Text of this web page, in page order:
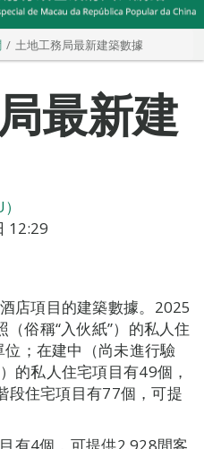
土地工務局最新建築數據
最新建
12:29
店項目的建築數據。2025
俗稱“入伙紙”）的私人住
；在建中（尚未進行驗
的私人住宅項目有49個，
段住宅項目有77個，可提